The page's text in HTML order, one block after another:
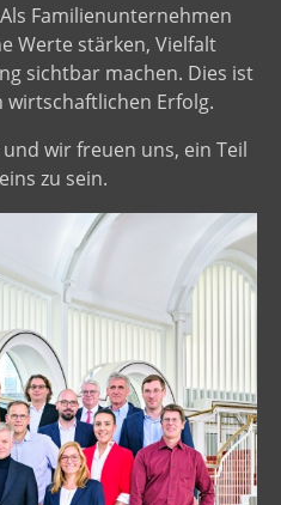
Familienunternehmen
Werte stärken, Vielfalt
sichtbar machen. Dies ist
Erfolg.
wir freuen uns, ein Teil
zu sein.